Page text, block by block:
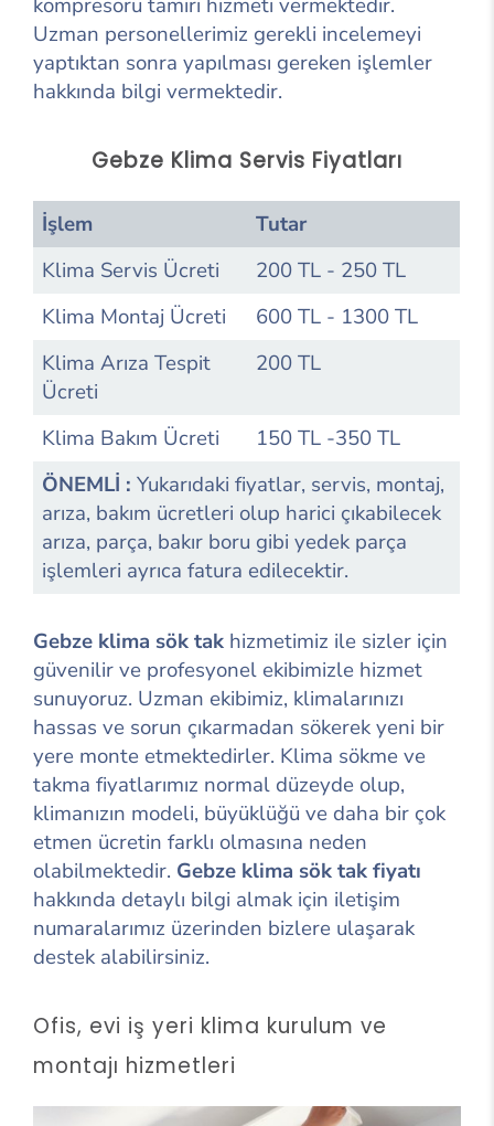
Uzman personellerimiz gerekli incelemeyi
yaptıktan sonra yapılması gereken işlemler
hakkında bilgi vermektedir.
Gebze Klima Servis Fiyatları
İşlem
Tutar
Klima Servis Ücreti
200 TL - 250 TL
Klima Montaj Ücreti
600 TL - 1300 TL
Klima Arıza Tespit
Ücreti
200 TL
Klima Bakım Ücreti
150 TL -350 TL
ÖNEMLİ : Yukarıdaki fiyatlar, servis, montaj,
arıza, bakım ücretleri olup harici çıkabilecek
arıza, parça, bakır boru gibi yedek parça
işlemleri ayrıca fatura edilecektir.
Gebze klima sök tak hizmetimiz ile sizler için
güvenilir ve profesyonel ekibimizle hizmet
sunuyoruz. Uzman ekibimiz, klimalarınızı
hassas ve sorun çıkarmadan sökerek yeni bir
yere monte etmektedirler. Klima sökme ve
takma fiyatlarımız normal düzeyde olup,
klimanızın modeli, büyüklüğü ve daha bir çok
etmen ücretin farklı olmasına neden
olabilmektedir. Gebze klima sök tak fiyatı
hakkında detaylı bilgi almak için iletişim
numaralarımız üzerinden bizlere ulaşarak
destek alabilirsiniz.
Ofis, evi iş yeri klima kurulum ve
montajı hizmetleri